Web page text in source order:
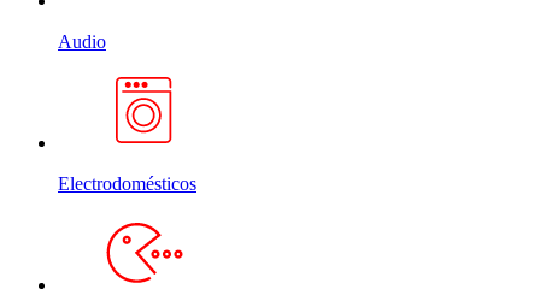
Audio
Electrodomésticos